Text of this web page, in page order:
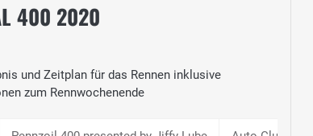
400 2020
und Zeitplan für das Rennen inklusive
zum Rennwochenende